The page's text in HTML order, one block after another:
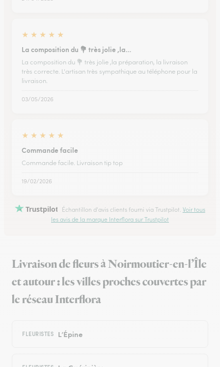
★ ★ ★ ★ ★
La composition du 💐 très jolie ,la…
La composition du 💐 très jolie ,la préparation, la livraison
très correcte. L'artisan très sympathique au téléphone pour la
livraison.
03/05/2026
★ ★ ★ ★ ★
Commande facile
Commande facile. Livraison tip top
19/02/2026
Trustpilot Échantillon d'avis clients fourni via Trustpilot. Voir tous
les avis de la marque Interflora sur Trustpilot
Livraison de fleurs à Noirmoutier-en-l’Île
et autour : les villes proches couvertes par
le réseau Interflora
FLEURISTES L’Épine